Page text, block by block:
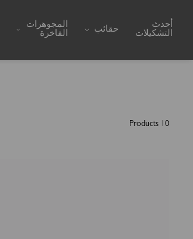
أحدث
التشكيلات
حقائب
المجوهرات
الفاخرة
10 Products